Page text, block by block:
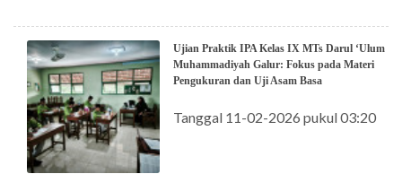
Ujian Praktik IPA Kelas IX MTs Darul ‘Ulum
Muhammadiyah Galur: Fokus pada Materi
Pengukuran dan Uji Asam Basa
Tanggal 11-02-2026 pukul 03:20